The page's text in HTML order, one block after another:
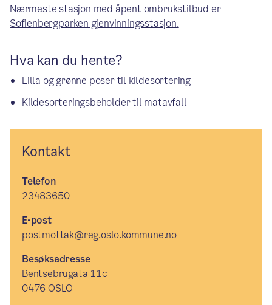
Nærmeste stasjon med åpent ombrukstilbud er
Sofienbergparken gjenvinningsstasjon.
Hva kan du hente?
Lilla og grønne poser til kildesortering
Kildesorteringsbeholder til matavfall
Kontakt
Telefon
23483650
E-post
postmottak@reg.oslo.kommune.no
Besøksadresse
Bentsebrugata 11c
0476 OSLO